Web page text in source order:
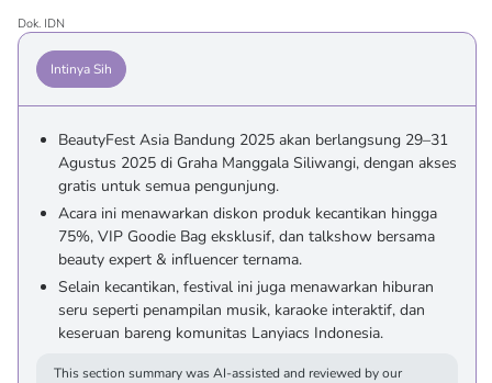
Dok. IDN
Intinya Sih
BeautyFest Asia Bandung 2025 akan berlangsung 29–31
Agustus 2025 di Graha Manggala Siliwangi, dengan akses
gratis untuk semua pengunjung.
Acara ini menawarkan diskon produk kecantikan hingga
75%, VIP Goodie Bag eksklusif, dan talkshow bersama
beauty expert & influencer ternama.
Selain kecantikan, festival ini juga menawarkan hiburan
seru seperti penampilan musik, karaoke interaktif, dan
keseruan bareng komunitas Lanyiacs Indonesia.
This section summary was AI-assisted and reviewed by our